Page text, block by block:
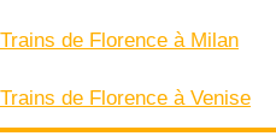
Trains de Florence à Milan
Trains de Florence à Venise